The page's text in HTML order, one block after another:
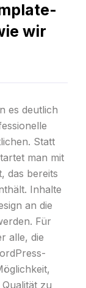
wir
es deutlich
Statt
man mit
das bereits
Inhalte
an die
Für
alle, die
zu